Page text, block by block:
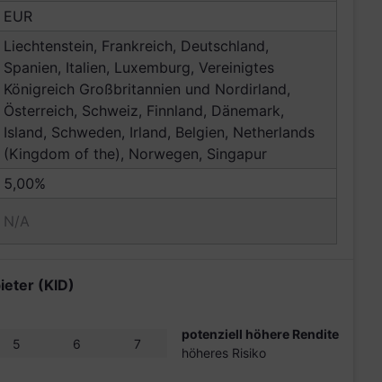
EUR
Liechtenstein, Frankreich, Deutschland,
Spanien, Italien, Luxemburg, Vereinigtes
Königreich Großbritannien und Nordirland,
Österreich, Schweiz, Finnland, Dänemark,
Island, Schweden, Irland, Belgien, Netherlands
(Kingdom of the), Norwegen, Singapur
5,00%
N/A
(KID)
5 6 7
potenziell höhere Rendite
höheres Risiko